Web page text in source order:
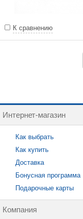
К сравнению
Интернет-магазин
Как выбрать
Как купить
Доставка
Бонусная программа
Подарочные карты
Компания